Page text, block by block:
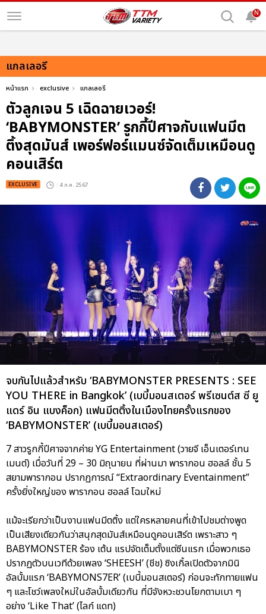
N
แกลเลอรี
หน้าแรก exclusive แกลเลอรี
ตัวลูกเจน 5 เฉิดฉายเวอร์!
‘BABYMONSTER’ รูกกี้ปีศาจกับแฟนมีต
ติ้งสุดมันส์ เพอร์ฟอร์แมนซ์จัดเต็มเหมือนดู
คอนเสิร์ต
EXCLUSIVE : 4 ก.ค. 2567
จบกันไปแล้วสำหรับ ‘BABYMONSTER PRESENTS : SEE
YOU THERE in Bangkok’ (เบบี้มอนสเตอร์ พรีเซนต์ส ซี ยู
แดร์ อิน แบงค็อก) แฟนมีตติ้งในเมืองไทยครั้งแรกของ
‘BABYMONSTER’ (เบบี้มอนสเตอร์)
7 สาวรูกกี้ปีศาจจากค่าย YG Entertainment (วายจี เอ็นเตอร์เทน
เมนต์) เมื่อวันที่ 29 – 30 มิถุนายน ที่ผ่านมา พารากอน ฮอลล์ ชั้น 5
สยามพารากอน ปรากฏการณ์ “Extraordinary Eventainment”
ครั้งยิ่งใหญ่ของ พารากอน ฮอลล์ โฉมใหม่
แม้จะเรียกว่าเป็นงานแฟนมีตติ้ง แต่ใครหลายคนที่เข้าไปชมต่างพูด
เป็นเสียงเดียวกันว่าสนุกสุดมันส์เหมือนดูคอนเสิร์ต เพราะสาว ๆ
BABYMONSTER ร้อง เต้น แรปจัดเต็มตั้งแต่ซีนแรก เมื่อพวกเธอ
ปรากฏตัวบนเวทีด้วยเพลง ‘SHEESH’ (ชีช) ซิงเกิ้ลเปิดตัวจากมินิ
อัลบั้มแรก ‘BABYMONS7ER’ (เบบี้มอนสเตอร์) ก่อนจะทักทายแฟน
ๆ และโชว์เพลงใหม่ในอัลบั้มเดียวกัน ที่มีจังหวะชวนโยกตามเบา ๆ
อย่าง ‘Like That’ (ไลก์ แดท)